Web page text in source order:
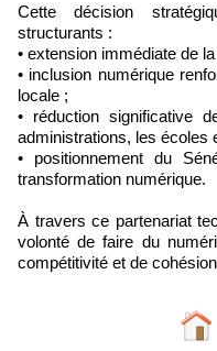
Cette décision
structurants :
• extension immédiate de
• inclusion numérique
locale ;
• réduction significative
administrations, les écoles
• positionnement du
transformation numérique.
À travers ce partenariat
volonté de faire du
compétitivité et de